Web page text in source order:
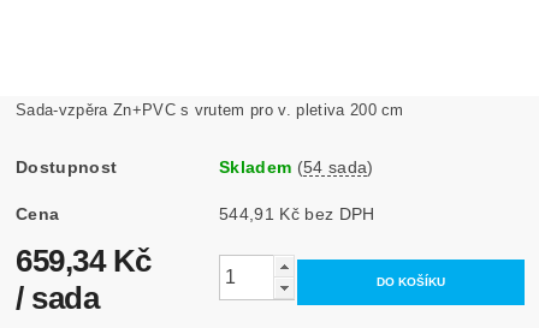
Sada-vzpěra Zn+PVC s vrutem pro v. pletiva 200 cm
Dostupnost Skladem (54 sada)
Cena 544,91 Kč bez DPH
659,34 Kč
/ sada